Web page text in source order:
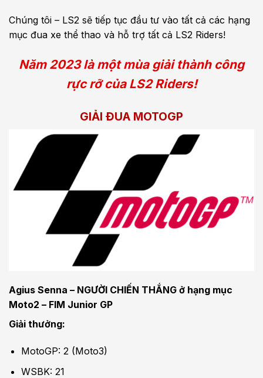
Chúng tôi – LS2 sẽ tiếp tục đầu tư vào tất cả các hạng
mục đua xe thể thao và hỗ trợ tất cả LS2 Riders!
Năm 2023 là một mùa giải thành công
rực rỡ của LS2 Riders!
GIẢI ĐUA MOTOGP
Agius Senna – NGƯỜI CHIẾN THẮNG ở hạng mục
Moto2 – FIM Junior GP
Giải thưởng:
MotoGP: 2 (Moto3)
WSBK: 21